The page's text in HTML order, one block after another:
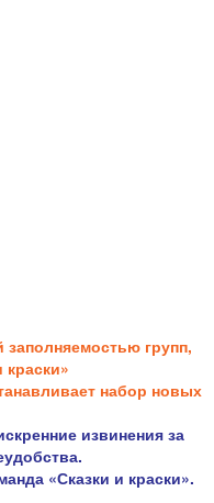
заполняемостью групп,
краски»
набор новых
извинения за
«Сказки и краски».